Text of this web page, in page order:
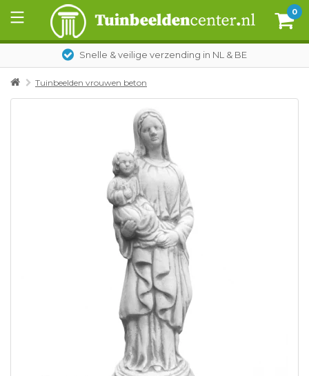
0
Snelle & veilige verzending in NL & BE
Tuinbeelden vrouwen beton